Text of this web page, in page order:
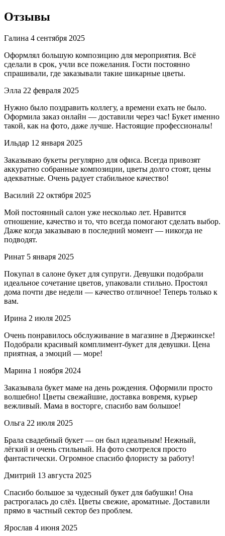
Отзывы
Галина 4 сентября 2025
Оформлял большую композицию для мероприятия. Всё
сделали в срок, учли все пожелания. Гости постоянно
спрашивали, где заказывали такие шикарные цветы.
Элла 22 февраля 2025
Нужно было поздравить коллегу, а времени ехать не было.
Оформила заказ онлайн — доставили через час! Букет именно
такой, как на фото, даже лучше. Настоящие профессионалы!
Ильдар 12 января 2025
Заказываю букеты регулярно для офиса. Всегда привозят
аккуратно собранные композиции, цветы долго стоят, цены
адекватные. Очень радует стабильное качество!
Василий 22 октября 2025
Мой постоянный салон уже несколько лет. Нравится
отношение, качество и то, что всегда помогают сделать выбор.
Даже когда заказываю в последний момент — никогда не
подводят.
Ринат 5 января 2025
Покупал в салоне букет для супруги. Девушки подобрали
идеальное сочетание цветов, упаковали стильно. Простоял
дома почти две недели — качество отличное! Теперь только к
вам.
Ирина 2 июля 2025
Очень понравилось обслуживание в магазине в Дзержинске!
Подобрали красивый комплимент-букет для девушки. Цена
приятная, а эмоций — море!
Марина 1 ноября 2024
Заказывала букет маме на день рождения. Оформили просто
волшебно! Цветы свежайшие, доставка вовремя, курьер
вежливый. Мама в восторге, спасибо вам большое!
Ольга 22 июля 2025
Брала свадебный букет — он был идеальным! Нежный,
лёгкий и очень стильный. На фото смотрелся просто
фантастически. Огромное спасибо флористу за работу!
Дмитрий 13 августа 2025
Спасибо большое за чудесный букет для бабушки! Она
растрогалась до слёз. Цветы свежие, ароматные. Доставили
прямо в частный сектор без проблем.
Ярослав 4 июня 2025